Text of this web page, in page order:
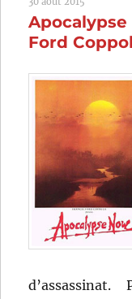
Apocalypse
Ford